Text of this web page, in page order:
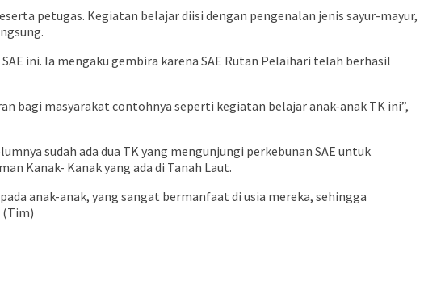
petugas. Kegiatan belajar diisi dengan pengenalan jenis sayur-mayur,
ini. Ia mengaku gembira karena SAE Rutan Pelaihari telah berhasil
bagi masyarakat contohnya seperti kegiatan belajar anak-anak TK ini”,
sudah ada dua TK yang mengunjungi perkebunan SAE untuk
Kanak- Kanak yang ada di Tanah Laut.
anak-anak, yang sangat bermanfaat di usia mereka, sehingga
(Tim)